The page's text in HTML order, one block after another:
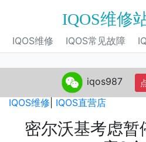
IQOS维修
IQOS维修 IQOS常见故障
|IQOS电子烟|
IQOS维修 IQOS直营店
密尔沃基考虑暂
iqos987